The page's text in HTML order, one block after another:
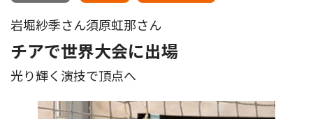
岩堀紗季さん須原虹那さん
チアで世界大会に出場
光り輝く演技で頂点へ